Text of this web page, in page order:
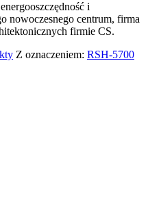
i
nowoczesnego centrum, firma
firmie CS.
Z oznaczeniem: RSH-5700